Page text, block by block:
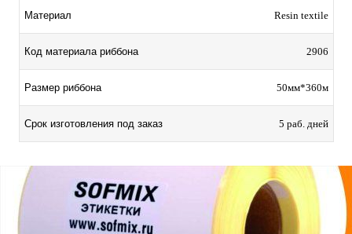
Материал Resin textile
Код материала риббона 2906
Размер риббона 50мм*360м
Срок изготовления под заказ 5 раб. дней